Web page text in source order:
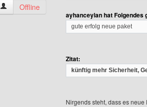
andybabe27 Benutzer-Profile anzeigen
Offline
ayhanceylan hat Folgendes
gute erfolg neue paket
Zitat:
künftig mehr Sicherheit,
Nirgends steht, dass es